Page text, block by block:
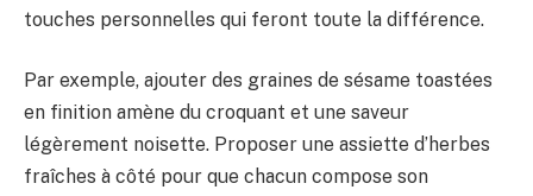
touches personnelles qui feront toute la différence.
Par exemple, ajouter des graines de sésame toastées
en finition amène du croquant et une saveur
légèrement noisette. Proposer une assiette d’herbes
fraîches à côté pour que chacun compose son